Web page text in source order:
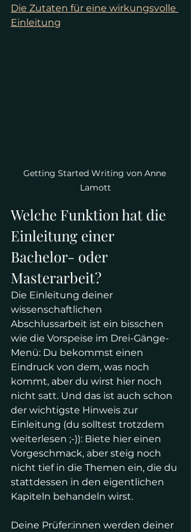
Die Zutaten für eine wirkungsvolle
Einleitung
Getting Started Writing von Anne
Lamott
Welche Funktion hat die
Einleitung einer
Bachelor- oder
Masterarbeit?
Die Einleitung deiner
wissenschaftlichen
Abschlussarbeit ist ein bisschen
wie die Vorspeise im Drei-Gänge-
Menü: Du bekommst einen
Eindruck von dem, was noch
kommt, aber du wirst hier noch
nicht satt. Und das ist auch schon
der wichtigste Hinweis zur
Einleitung (du solltest trotzdem
weiterlesen ;-)): Biete hier einen
Vorgeschmack, aber steig noch
nicht tief in die Themen ein, die du
stattdessen in den eigentlichen
Kapiteln behandeln wirst.
Deine Prüfer:innen werden deiner